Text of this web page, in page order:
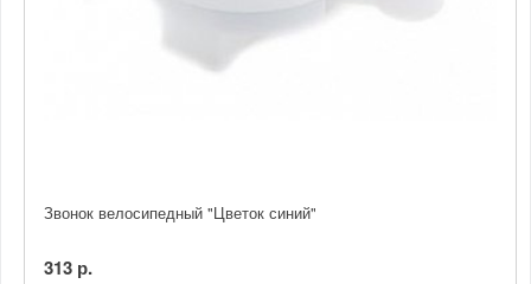
Звонок велосипедный "Цветок синий"
313 р.